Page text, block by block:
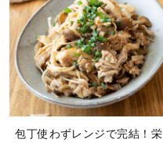
包丁使わずレンジで完結！栄